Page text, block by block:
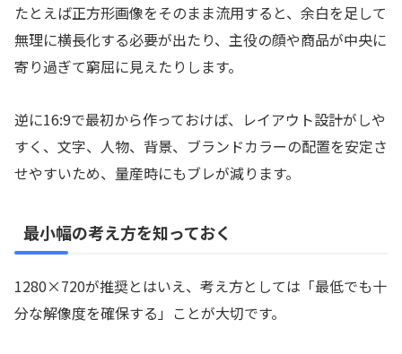
たとえば正方形画像をそのまま流用すると、余白を足して
無理に横長化する必要が出たり、主役の顔や商品が中央に
寄り過ぎて窮屈に見えたりします。
逆に16:9で最初から作っておけば、レイアウト設計がしや
すく、文字、人物、背景、ブランドカラーの配置を安定さ
せやすいため、量産時にもブレが減ります。
最小幅の考え方を知っておく
1280×720が推奨とはいえ、考え方としては「最低でも十
分な解像度を確保する」ことが大切です。